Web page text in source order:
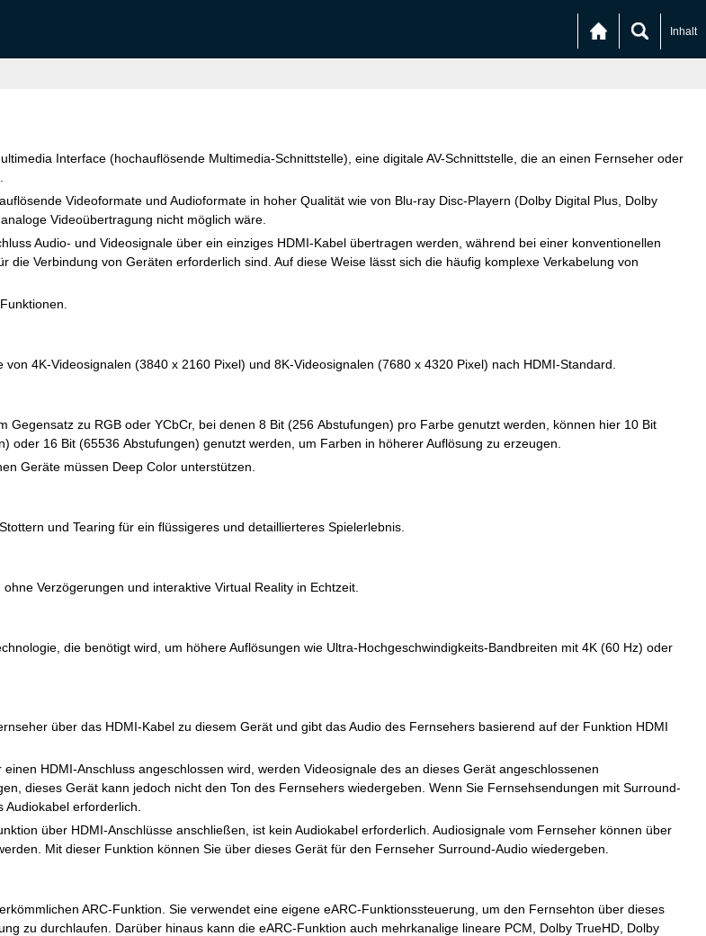
Inhalt
Interface (hochauflösende Multimedia-Schnittstelle), eine digitale AV-Schnittstelle, die an einen Fernseher oder
Videoformate und Audioformate in hoher Qualität wie von Blu-ray Disc-Playern (Dolby Digital Plus, Dolby
Videoübertragung nicht möglich wäre.
Audio- und Videosignale über ein einziges HDMI-Kabel übertragen werden, während bei einer konventionellen
die Verbindung von Geräten erforderlich sind. Auf diese Weise lässt sich die häufig komplexe Verkabelung von
4K-Videosignalen (3840 x 2160 Pixel) und 8K-Videosignalen (7680 x 4320 Pixel) nach HDMI-Standard.
Gegensatz zu RGB oder YCbCr, bei denen 8 Bit (256 Abstufungen) pro Farbe genutzt werden, können hier 10 Bit
oder 16 Bit (65536 Abstufungen) genutzt werden, um Farben in höherer Auflösung zu erzeugen.
Geräte müssen Deep Color unterstützen.
und Tearing für ein flüssigeres und detaillierteres Spielerlebnis.
Verzögerungen und interaktive Virtual Reality in Echtzeit.
die benötigt wird, um höhere Auflösungen wie Ultra-Hochgeschwindigkeits-Bandbreiten mit 4K (60 Hz) oder
über das HDMI-Kabel zu diesem Gerät und gibt das Audio des Fernsehers basierend auf der Funktion HDMI
HDMI-Anschluss angeschlossen wird, werden Videosignale des an dieses Gerät angeschlossenen
dieses Gerät kann jedoch nicht den Ton des Fernsehers wiedergeben. Wenn Sie Fernsehsendungen mit Surround-
erforderlich.
über HDMI-Anschlüsse anschließen, ist kein Audiokabel erforderlich. Audiosignale vom Fernseher können über
Mit dieser Funktion können Sie über dieses Gerät für den Fernseher Surround-Audio wiedergeben.
ARC-Funktion. Sie verwendet eine eigene eARC-Funktionssteuerung, um den Fernsehton über dieses
zu durchlaufen. Darüber hinaus kann die eARC-Funktion auch mehrkanalige lineare PCM, Dolby TrueHD, Dolby